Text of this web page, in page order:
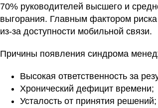
70% руководителей высшего и
выгорания. Главным фактором
из-за доступности мобильной связи.
Причины появления синдрома
Высокая ответственность за
Хронический дефицит времени;
Усталость от принятия решений;